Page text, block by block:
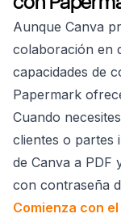
Aunque Canva
colaboración en
capacidades de
Papermark
Cuando
clientes o partes
de Canva a PDF
con contraseña
Comienza con